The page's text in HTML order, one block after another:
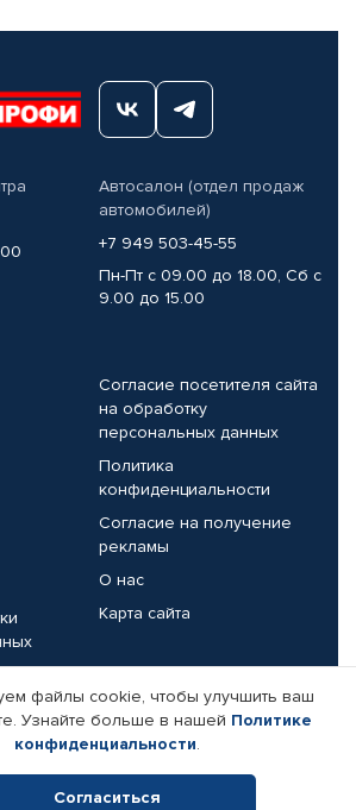
Автосалон (отдел продаж
автомобилей)
+7 949 503-45-55
Пн-Пт с 09.00 до 18.00, Сб с
9.00 до 15.00
Согласие посетителя сайта
на обработку
персональных данных
Политика
конфиденциальности
Согласие на получение
рекламы
О нас
Карта сайта
Реквизиты компании
файлы cookie, чтобы улучшить ваш
Узнайте больше в нашей Политике
конфиденциальности.
Согласиться